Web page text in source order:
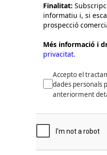
Finalitat:
informatiu i, si
prospecció
Més informació i
privacitat.
Accepto el
dades personals
anteriorment